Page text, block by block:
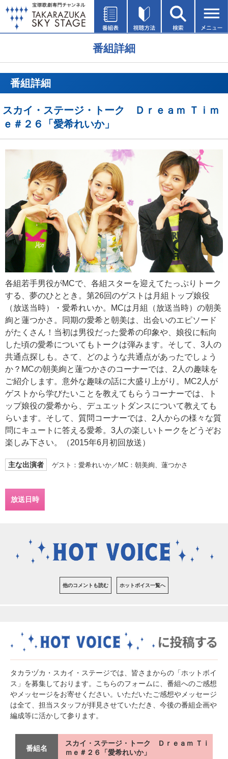
番組詳細
番組詳細
スカイ・ステージ・トーク Ｄｒｅａｍ Ｔｉｍ
ｅ＃２６「愛希れいか」
各組若手男役がMCで、各組スターを迎えてたっぷりトーク
する、夢のひととき。第26回のゲストは月組トップ娘役
（放送当時）・愛希れいか。MCは月組（放送当時）の朝美
絢と蓮つかさ。同期の愛希と朝美は、出会いのエピソード
がたくさん！当初は男役だった愛希の印象や、娘役に転向
した頃の愛希についてもトークは弾みます。そして、3人の
共通点探しも。さて、どのような共通点があったでしょう
か？MCの朝美絢と蓮つかさのコーナーでは、2人の趣味を
ご紹介します。意外な趣味の話に大盛り上がり。MC2人が
ゲストから学びたいことを教えてもらうコーナーでは、ト
ップ娘役の愛希から、デュエットダンスについて教えても
らいます。そして、質問コーナーでは、2人からの様々な質
問にキュートに答える愛希。3人の楽しいトークをどうぞお
楽しみ下さい。（2015年6月初回放送）
主な出演者 ゲスト：愛希れいか／MC：朝美絢、蓮つかさ
放送日時
他のコメントも読む ホットボイス一覧へ
タカラヅカ・スカイ・ステージでは、皆さまからの「ホットボイ
ス」を募集しております。こちらのフォームに、番組へのご感想
やメッセージをお寄せください。いただいたご感想やメッセージ
は全て、担当スタッフが拝見させていただき、今後の番組企画や
編成等に活かして参ります。
番組名
スカイ・ステージ・トーク Ｄｒｅａｍ Ｔｉ
ｍｅ＃２６「愛希れいか」